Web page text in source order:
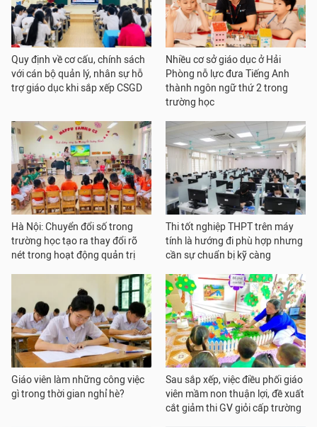
Quy định về cơ cấu, chính sách
với cán bộ quản lý, nhân sự hỗ
trợ giáo dục khi sắp xếp CSGD
Nhiều cơ sở giáo dục ở Hải
Phòng nỗ lực đưa Tiếng Anh
thành ngôn ngữ thứ 2 trong
trường học
Hà Nội: Chuyển đổi số trong
trường học tạo ra thay đổi rõ
nét trong hoạt động quản trị
Thi tốt nghiệp THPT trên máy
tính là hướng đi phù hợp nhưng
cần sự chuẩn bị kỹ càng
Giáo viên làm những công việc
gì trong thời gian nghỉ hè?
Sau sắp xếp, việc điều phối giáo
viên mầm non thuận lợi, đề xuất
cắt giảm thi GV giỏi cấp trường